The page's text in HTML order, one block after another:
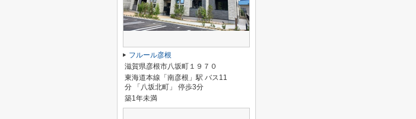
フルール彦根
滋賀県彦根市八坂町１９７０
東海道本線「南彦根」駅 バス11
分 「八坂北町」 停歩3分
築1年未満